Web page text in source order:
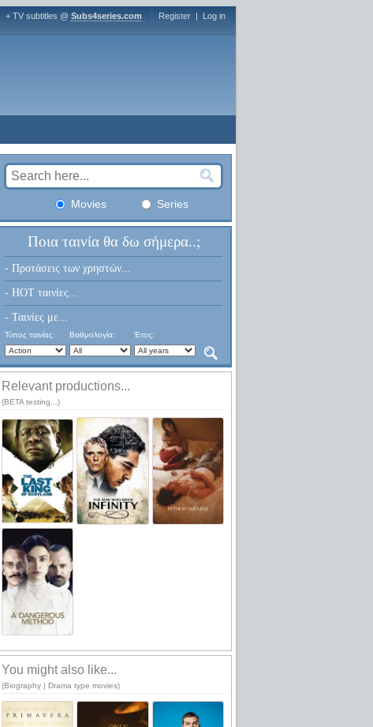
+ TV subtitles @ Subs4series.com Register | Log in
Movies Series
Ποια ταινία θα δω σήμερα..;
- Προτάσεις των χρηστών...
- HOT ταινίες...
- Ταινίες με...
Τύπος ταινίας: Βαθμολογία: Έτος:
Relevant productions...
(BETA testing...)
You might also like...
(Biography | Drama type movies)